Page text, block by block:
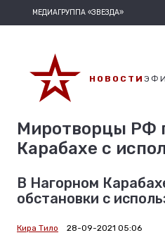
МЕДИАГРУППА «ЗВЕЗДА»
НОВОСТИ
Миротворцы РФ
Карабахе с
В Нагорном
обстановки с
Кира Тило 28-09-2021 05:06